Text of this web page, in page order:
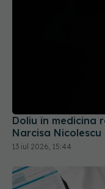
Doliu în medicina
13 iul 2026, 15:44